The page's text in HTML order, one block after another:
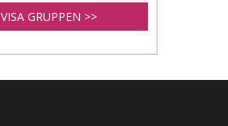
VISA GRUPPEN >>